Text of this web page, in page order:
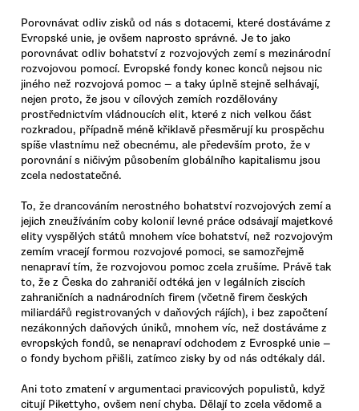
Porovnávat odliv zisků od nás s dotacemi, které dostáváme z
Evropské unie, je ovšem naprosto správné. Je to jako
porovnávat odliv bohatství z rozvojových zemí s mezinárodní
rozvojovou pomocí. Evropské fondy konec konců nejsou nic
jiného než rozvojová pomoc — a taky úplně stejně selhávají,
nejen proto, že jsou v cílových zemích rozdělovány
prostřednictvím vládnoucích elit, které z nich velkou část
rozkradou, případně méně křiklavě přesměrují ku prospěchu
spíše vlastnímu než obecnému, ale především proto, že v
porovnání s ničivým působením globálního kapitalismu jsou
zcela nedostatečné.
To, že drancováním nerostného bohatství rozvojových zemí a
jejich zneužíváním coby kolonií levné práce odsávají majetkové
elity vyspělých států mnohem více bohatství, než rozvojovým
zemím vracejí formou rozvojové pomoci, se samozřejmě
nenapraví tím, že rozvojovou pomoc zcela zrušíme. Právě tak
to, že z Česka do zahraničí odtéká jen v legálních ziscích
zahraničních a nadnárodních firem (včetně firem českých
miliardářů registrovaných v daňových rájích), i bez započtení
nezákonných daňových úniků, mnohem víc, než dostáváme z
evropských fondů, se nenapraví odchodem z Evrospké unie —
o fondy bychom přišli, zatímco zisky by od nás odtékaly dál.
Ani toto zmatení v argumentaci pravicových populistů, když
citují Pikettyho, ovšem není chyba. Dělají to zcela vědomě a